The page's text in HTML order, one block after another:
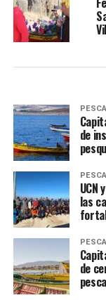
PESCA
de
PESCA
UCN
las
PESCA
de